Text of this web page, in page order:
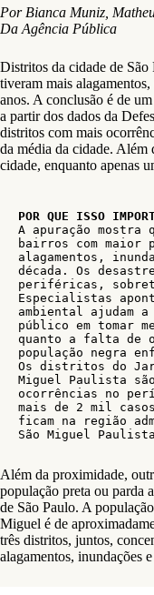
Por Bianca Muniz,
Da Agência Pública
Distritos da cidade de São
tiveram mais
anos. A conclusão é de
a partir dos dados da
distritos com mais
da média da cidade. Além
cidade, enquanto apenas
POR QUE ISSO
A apuração
bairros com maior
alagamentos,
década. Os
periféricas,
Especialistas
ambiental ajudam
público em tomar
quanto a falta de
população negra
Os distritos do
Miguel Paulista
ocorrências no
mais de 2 mil
ficam na região
São Miguel
Além da proximidade,
população preta ou parda
de São Paulo. A
Miguel é de
três distritos, juntos,
alagamentos, inundações